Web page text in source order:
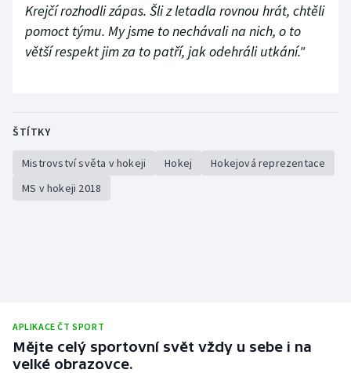
Krejčí rozhodli zápas. Šli z letadla rovnou hrát, chtěli
pomoct týmu. My jsme to nechávali na nich, o to
větší respekt jim za to patří, jak odehráli utkání."
ŠTÍTKY
Mistrovství světa v hokeji Hokej
Hokejová reprezentace
MS v hokeji 2018
APLIKACE ČT SPORT
Mějte celý sportovní svět vždy u sebe i na
velké obrazovce.